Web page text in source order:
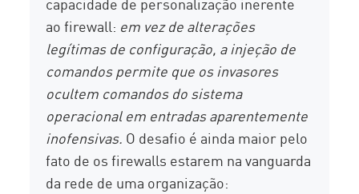
ao firewall: em vez de alterações
legítimas de configuração, a injeção de
comandos permite que os invasores
ocultem comandos do sistema
operacional em entradas aparentemente
inofensivas. O desafio é ainda maior pelo
fato de os firewalls estarem na vanguarda
da rede de uma organização: